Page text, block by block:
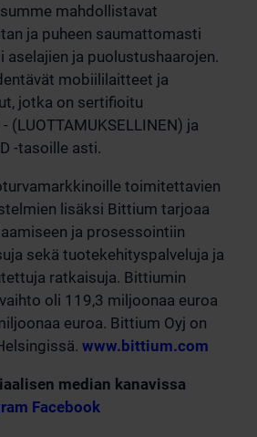
mahdollistavat
ja puheen saumattomasti
aselajien ja puolustushaarojen.
mobiililaitteet ja
jotka on sertifioitu
(LUOTTAMUKSELLINEN) ja
-tasoille asti.
toimitettavien
lisäksi Bittium tarjoaa
ja prosessointiin
sekä tuotekehityspalveluja ja
ratkaisuja. Bittiumin
oli 119,3 miljoonaa euroa
euroa. Bittium Oyj on
www.bittium.com
median kanavissa
Facebook